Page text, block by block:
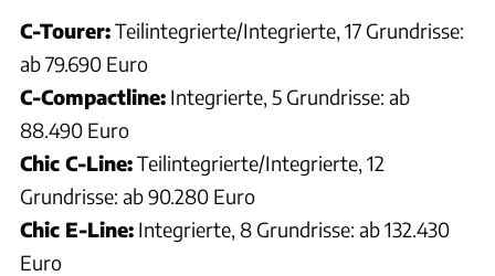
C-Tourer:Teilintegrierte/Integrierte, 17 Grundrisse:
ab 79.690 Euro
C-Compactline: Integrierte, 5 Grundrisse: ab
88.490 Euro
Chic C-Line:Teilintegrierte/Integrierte, 12
Grundrisse: ab 90.280 Euro
Chic E-Line: Integrierte, 8 Grundrisse: ab 132.430
Euro